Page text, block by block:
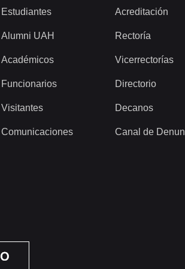
Estudiantes
Alumni UAH
Académicos
Funcionarios
Visitantes
Comunicaciones
Acreditación
Rectoría
Vicerrectorías
Directorio
Decanos
Canal de